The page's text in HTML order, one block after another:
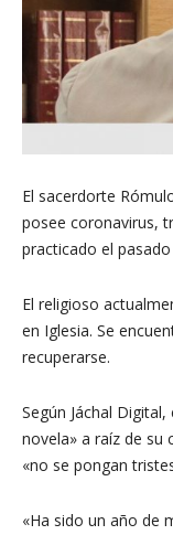
El sacerdorte
posee coronavirus,
practicado el pasado
El religioso
en Iglesia. Se
recuperarse.
Según Jáchal
novela» a raíz de su
«no se pongan
«Ha sido un año de